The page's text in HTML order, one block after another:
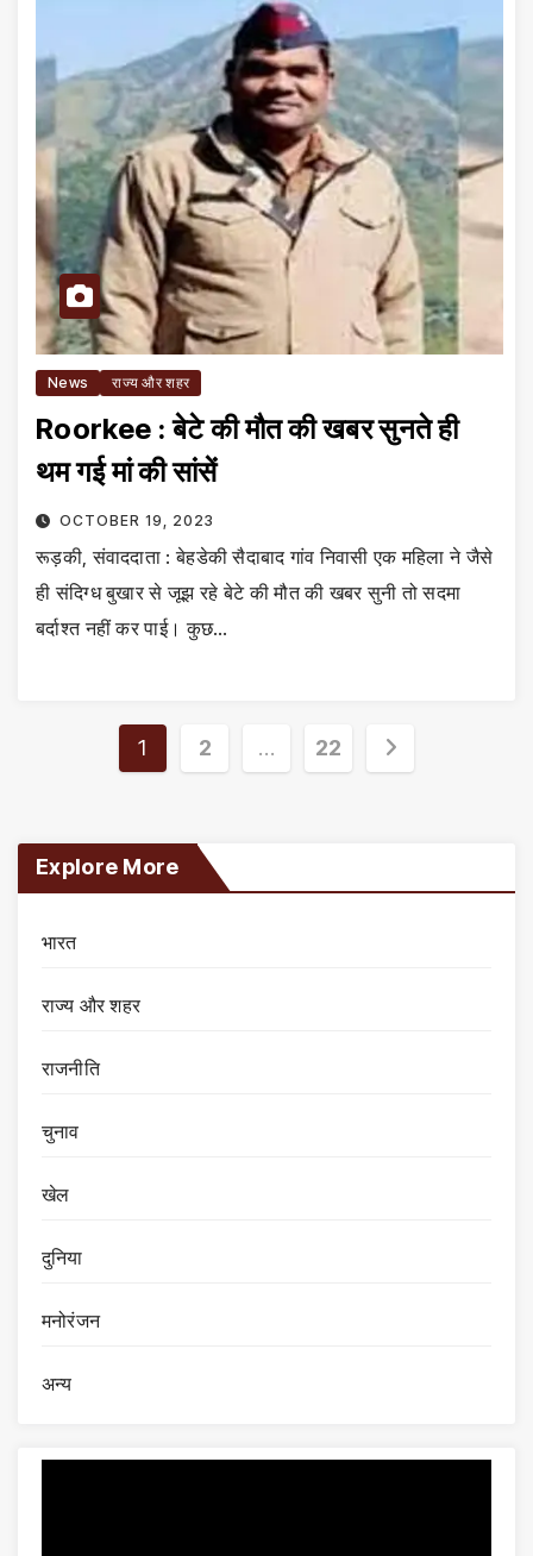
News राज्य और शहर
Roorkee : बेटे की मौत की खबर सुनते ही
थम गई मां की सांसें
OCTOBER 19, 2023
रूड़की, संवाददाता : बेहडेकी सैदाबाद गांव निवासी एक महिला ने जैसे
ही संदिग्ध बुखार से जूझ रहे बेटे की मौत की खबर सुनी तो सदमा
बर्दाश्त नहीं कर पाई। कुछ…
Posts
1 2 … 22
Explore More
भारत
राज्य और शहर
राजनीति
चुनाव
खेल
दुनिया
मनोरंजन
अन्य